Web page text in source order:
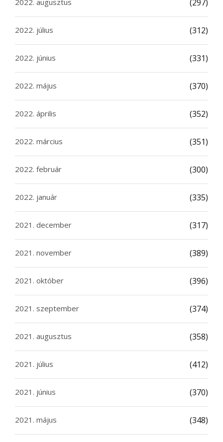
2022. augusztus (297)
2022. július (312)
2022. június (331)
2022. május (370)
2022. április (352)
2022. március (351)
2022. február (300)
2022. január (335)
2021. december (317)
2021. november (389)
2021. október (396)
2021. szeptember (374)
2021. augusztus (358)
2021. július (412)
2021. június (370)
2021. május (348)